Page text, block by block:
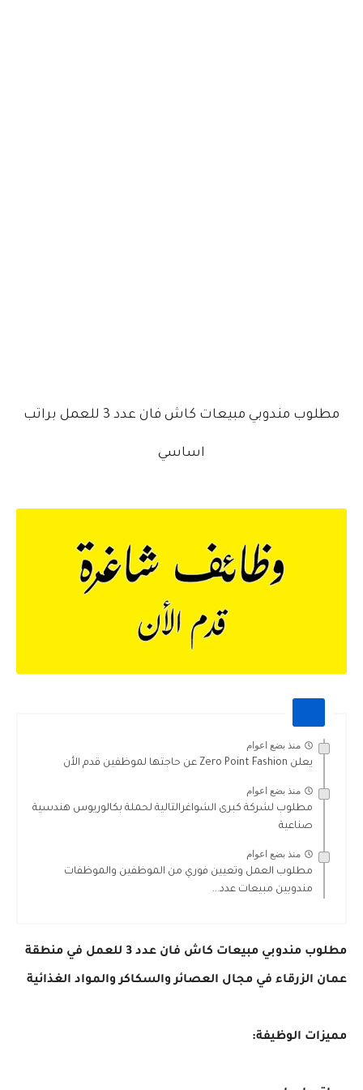
مطلوب مندوبي مبيعات كاش فان عدد 3 للعمل براتب
اساسي
منذ بضع اعوام
يعلن Zero Point Fashion عن حاجتها لموظفين قدم الأن
منذ بضع اعوام
مطلوب لشركة كبرى الشواغرالتالية لحملة بكالوريوس هندسية
صناعية
منذ بضع اعوام
مطلوب العمل وتعيين فوري من الموظفين والموظفات
مندوبين مبيعات عدد...
عمان الزرقاء في مجال العصائر والسكاكر والمواد الغذائية
مميزات الوظيفة: